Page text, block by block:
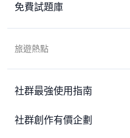
免費試題庫
旅遊熱點
社群最強使用指南
社群創作有價企劃